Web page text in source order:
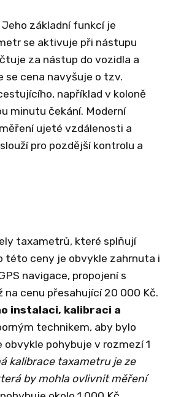
základní funkcí je
se aktivuje při nástupu
za nástup do vozidla a
cena navyšuje o tzv.
například v koloně
minutu čekání. Moderní
ujeté vzdálenosti a
pro pozdější kontrolu a
taxametrů, které splňují
této ceny je obvykle zahrnuta i
navigace, propojení s
cenu přesahující 20 000 Kč.
instalaci, kalibraci a
technikem, aby bylo
pohybuje v rozmezí 1
kalibrace taxametru je ze
by mohla ovlivnit měření